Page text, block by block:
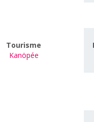
Tourisme
Kanöpée